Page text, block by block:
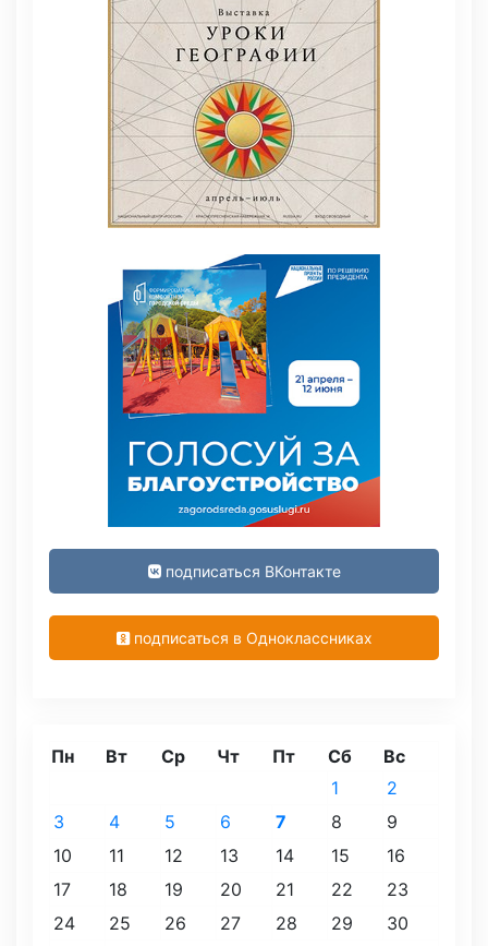
подписаться ВКонтакте
подписаться в Одноклассниках
Пн Вт Ср Чт Пт Сб
Вс
1
2
3
4 5 6 7 8
9
10
11 12 13 14 15
16
17
18 19 20 21 22
23
24
25 26 27 28 29 30